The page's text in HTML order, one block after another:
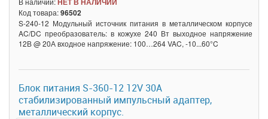
Код товара:96502
S-240-12 Модульный источник питания в металлическом корпусе
AC/DC преобразователь: в кожухе 240 Вт выходное напряжение
12В @ 20А входное напряжение: 100…264 VAC, -10...60°C
Блок питания S-360-12 12V 30A
стабилизированный импульсный адаптер,
металлический корпус.